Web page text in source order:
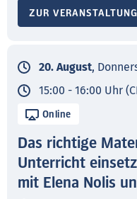
ZUR VERANSTALTUNG
20. August,
15:00 - 16:00 Uhr
Online
Das richtige
Unterricht
mit Elena Nolis